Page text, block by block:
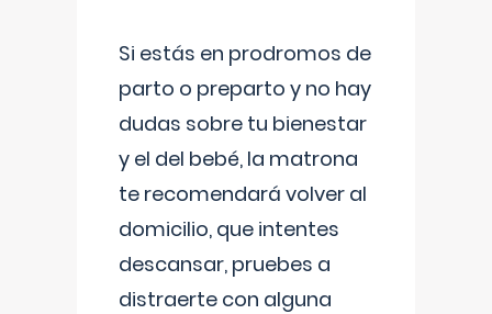
Si estás en prodromos de
parto o preparto y no hay
dudas sobre tu bienestar
y el del bebé, la matrona
te recomendará volver al
domicilio, que intentes
descansar, pruebes a
distraerte con alguna